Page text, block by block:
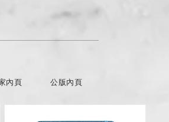
內頁 公版內頁